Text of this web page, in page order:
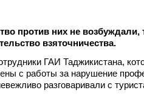
против них не возбуждали,
взяточничества.
ГАИ Таджикистана,
с работы за нарушение
разговаривали с